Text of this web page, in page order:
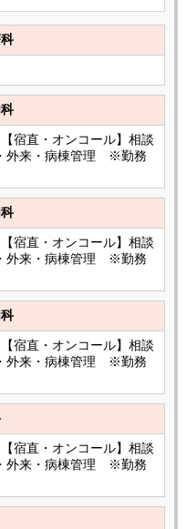
宿直・オンコール】相談
来・病棟管理 ※勤務
宿直・オンコール】相談
来・病棟管理 ※勤務
宿直・オンコール】相談
来・病棟管理 ※勤務
宿直・オンコール】相談
来・病棟管理 ※勤務